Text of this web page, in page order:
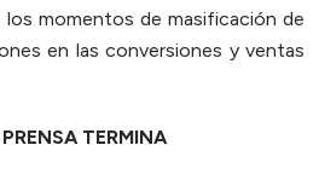
los momentos de masificación de
en las conversiones y ventas
TERMINA